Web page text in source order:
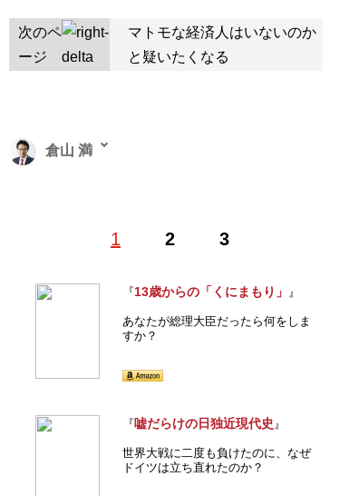
次のペ
ージ
マトモな経済人はいないのか
と疑いたくなる
1 2 3
倉山 満
ク理事長兼所長。中央大学文学部史学科を卒業後、同大
学日本政教研究所非常勤職員を務める。現在は、「
13歳からの「くにまもり」』など多数。ト
ランプ再来で揺れる世界を見通すための新章を追加した
増補版 嘘だらけの日米近現代史
『増補版 嘘だらけの日
米近現代史 (扶桑社新
『13歳からの「くにまもり」 』
あなたが総理大臣だったら何をしま
すか？
『嘘だらけの日独近現代史』
世界大戦に二度も負けたのに、なぜ
ドイツは立ち直れたのか？